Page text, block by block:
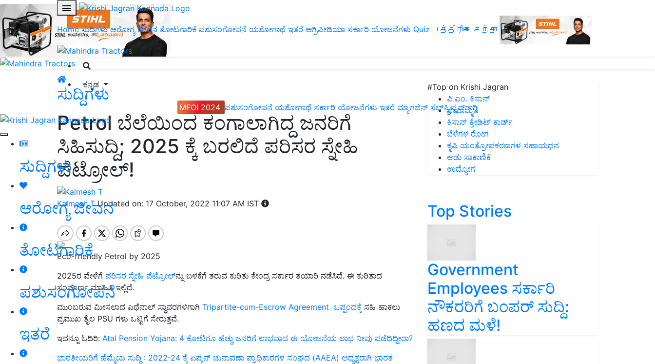
Home ಸುದ್ದಿಗಳು ಆರೋಗ್ಯ ಜೀವನ ತೋಟಗಾರಿಕೆ ಪಶುಸಂಗೋಪನೆ ಯಶೋಗಾಥೆ ಇತರೆ ಅಗ್ರಿಪೀಡಿಯಾ ಸರ್ಕಾರಿ ಯೋಜನೆಗಳು Quiz பத்திரிகை சந்தா
ಕನ್ನಡ
MFOI 2024 ಪಶುಸಂಗೋಪನೆ ಯಶೋಗಾಥೆ ಸರ್ಕಾರಿ ಯೋಜನೆಗಳು ಇತರೆ ಮ್ಯಾಗಜಿನ್‌ ಸಬ್‌ಸ್ಕ್ರಿಪ್ಷನ್‌ಗಾಗಿ
ಸುದ್ದಿಗಳು
ಆರೋಗ್ಯ ಜೀವನ
ತೋಟಗಾರಿಕೆ
ಪಶುಸಂಗೋಪನೆ
ಇತರೆ
ಸುದ್ದಿಗಳು
Petrol ಬೆಲೆಯಿಂದ ಕಂಗಾಲಾಗಿದ್ದ ಜನರಿಗೆ
ಸಿಹಿಸುದ್ದಿ; 2025 ಕ್ಕೆ ಬರಲಿದೆ ಪರಿಸರ ಸ್ನೇಹಿ
ಪೆಟ್ರೋಲ್!
Kalmesh TUpdated on: 17 October, 2022 11:07 AM IST
Eco-friendly Petrol by 2025
2025ರ ವೇಳೆಗೆ ಪರಿಸರ ಸ್ನೇಹಿ ಪೆಟ್ರೋಲ್‌ನ್ನು ಬಳಕೆಗೆ ತರುವ ಕುರಿತು ಕೇಂದ್ರ ಸರ್ಕಾರ ತಯಾರಿ ನಡೆಸಿದೆ. ಈ ಕುರಿತಾದ
ಸಂಪೂರ್ಣ ಮಾಹಿತಿ ಇಲ್ಲಿದೆ.
ಮುಂಬರುವ ಮೀಸಲಾದ ಎಥೆನಾಲ್ ಸ್ಥಾವರಗಳಿಗಾಗಿ Tripartite-cum-Escrow Agreement ಒಪ್ಪಂದಕ್ಕೆ ಸಹಿ ಹಾಕಲು
ಪ್ರಮುಖ ತೈಲ PSU ಗಳು ಒಟ್ಟಿಗೆ ಸೇರುತ್ತವೆ.
ಇದನ್ನೂ ಓದಿರಿ: Atal Pension Yojana: 4 ಕೋಟಿಗೂ ಹೆಚ್ಚು ಜನರಿಗೆ ಲಾಭವಾದ ಈ ಯೋಜನೆಯ ಲಾಭ ನೀವು ಪಡೆದಿದ್ದೀರಾ?
ಭಾರತೀಯರಿಗೆ ಹೆಮ್ಮೆಯ ಸುದ್ದಿ : 2022-24 ಕ್ಕೆ ಏಷ್ಯನ್ ಚುನಾವಣಾ ಪ್ರಾಧಿಕಾರಗಳ ಸಂಘದ (AAEA) ಅಧ್ಯಕ್ಷರಾಗಿ ಭಾರತ
#Top on Krishi Jagran
ಪಿ.ಎಂ. ಕಿಸಾನ್
ಜೀವಾಮೃತ
ಕಿಸಾನ್ ಕ್ರೇಡಿಟ್ ಕಾರ್ಡ್
ಬೆಳೆಗಳ ರೋಗ
ಕೃಷಿ ಯಂತ್ರೋಪಕರಣಗಳ ಸಹಾಯಧನ
ಆಡು ಸಾಕಾಣಿಕೆ
ಉದ್ಯೋಗ
Top Stories
Government
Employees ಸರ್ಕಾರಿ
ನೌಕರರಿಗೆ ಬಂಪರ್‌ ಸುದ್ದಿ:
ಹಣದ ಮಳೆ!